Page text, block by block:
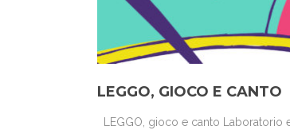
LEGGO, GIOCO E CANTO
LEGGO, gioco e canto